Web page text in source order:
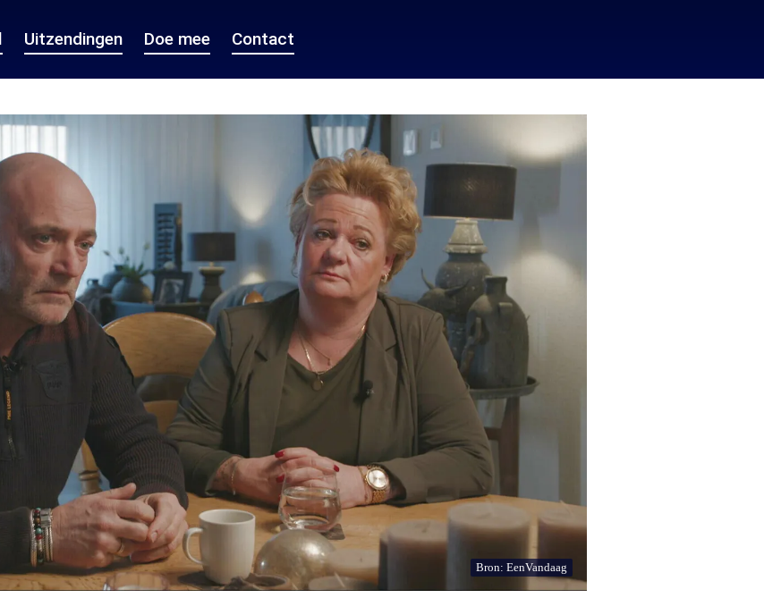
Uitzendingen Doe mee Contact
Bron: EenVandaag